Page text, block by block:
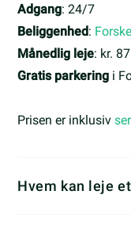
Adgang: 24/7
Beliggenhed:
Månedlig leje: kr.
Gratis parkering i
Prisen er inklusiv
Hvem kan leje